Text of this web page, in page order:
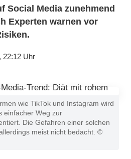
Social Media zunehmend
Experten warnen vor
22:12 Uhr
wie TikTok und Instagram wird
einfacher Weg zur
Die Gefahren einer solchen
meist nicht bedacht. ©